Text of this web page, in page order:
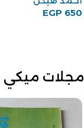
EGP 500
460
مجلات ميكي